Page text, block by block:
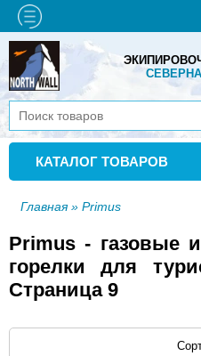
КАТАЛОГ ТОВАРОВ
Главная» Primus
Primus - газовые
горелки для
Страница 9